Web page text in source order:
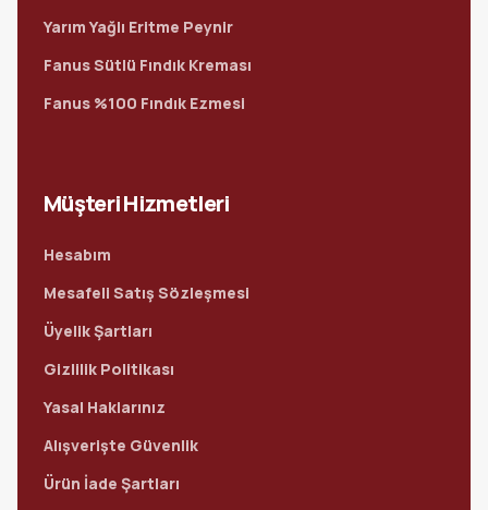
Yarım Yağlı Eritme Peynir
Fanus Sütlü Fındık Kreması
Fanus %100 Fındık Ezmesi
Müşteri Hizmetleri
Hesabım
Mesafeli Satış Sözleşmesi
Üyelik Şartları
Gizlilik Politikası
Yasal Haklarınız
Alışverişte Güvenlik
Ürün İade Şartları